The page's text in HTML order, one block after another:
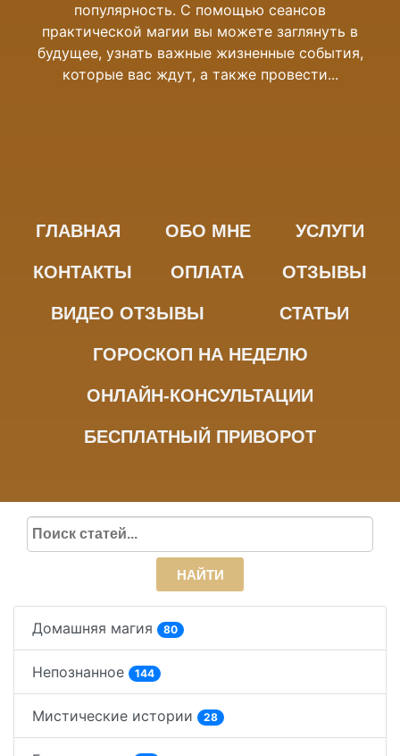
сеансов
заглянуть в
события,
провести...
Но довольно много людей с
«концы с концами». Если в
времени у вас нету денег, во
означает что у вас...
ГЛАВНАЯ ОБО МНЕ УСЛУГИ
КОНТАКТЫ ОПЛАТА ОТЗЫВЫ
ВИДЕО ОТЗЫВЫ СТАТЬИ
ГОРОСКОП НА НЕДЕЛЮ
ОНЛАЙН-КОНСУЛЬТАЦИИ
БЕСПЛАТНЫЙ ПРИВОРОТ
НАЙТИ
Домашняя магия 80
Непознанное 144
Мистические истории 28